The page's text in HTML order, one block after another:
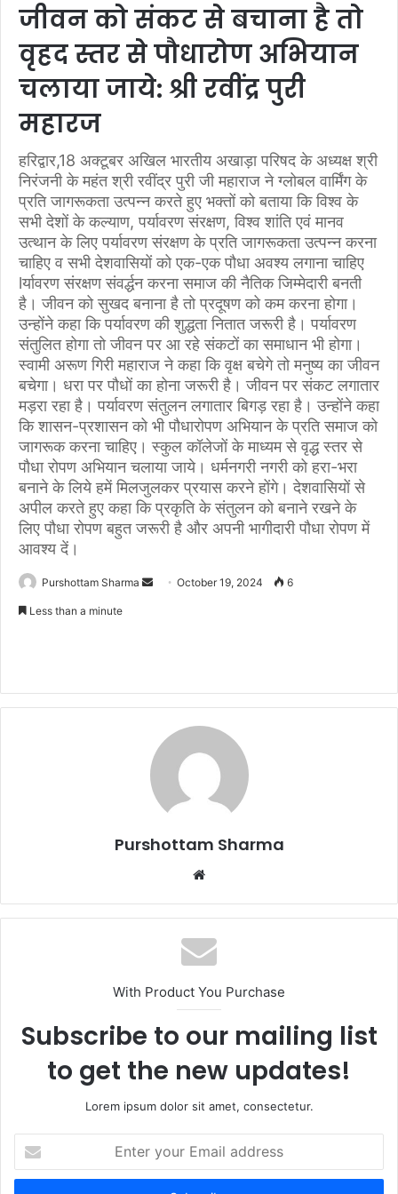
जीवन को संकट से बचाना है तो
वृहद स्तर से पौधारोण अभियान
चलाया जाये: श्री रवींद्र पुरी
महारज
हरिद्वार,18 अक्टूबर अखिल भारतीय अखाड़ा परिषद के अध्यक्ष श्री
निरंजनी के महंत श्री रवींद्र पुरी जी महाराज ने ग्लोबल वार्मिंग के
प्रति जागरूकता उत्पन्न करते हुए भक्तों को बताया कि विश्व के
सभी देशों के कल्याण, पर्यावरण संरक्षण, विश्व शांति एवं मानव
उत्थान के लिए पर्यावरण संरक्षण के प्रति जागरूकता उत्पन्न करना
चाहिए व सभी देशवासियों को एक-एक पौधा अवश्य लगाना चाहिए
lर्यावरण संरक्षण संवर्द्धन करना समाज की नैतिक जिम्मेदारी बनती
है। जीवन को सुखद बनाना है तो प्रदूषण को कम करना होगा।
उन्होंने कहा कि पर्यावरण की शुद्धता नितात जरूरी है। पर्यावरण
संतुलित होगा तो जीवन पर आ रहे संकटों का समाधान भी होगा।
स्वामी अरूण गिरी महाराज ने कहा कि वृक्ष बचेगे तो मनुष्य का जीवन
बचेगा। धरा पर पौधों का होना जरूरी है। जीवन पर संकट लगातार
मड़रा रहा है। पर्यावरण संतुलन लगातार बिगड़ रहा है। उन्होंने कहा
कि शासन-प्रशासन को भी पौधारोपण अभियान के प्रति समाज को
जागरूक करना चाहिए। स्कुल कॉलेजों के माध्यम से वृद्ध स्तर से
पौधा रोपण अभियान चलाया जाये। धर्मनगरी नगरी को हरा-भरा
बनाने के लिये हमें मिलजुलकर प्रयास करने होंगे। देशवासियों से
अपील करते हुए कहा कि प्रकृति के संतुलन को बनाने रखने के
लिए पौधा रोपण बहुत जरूरी है और अपनी भागीदारी पौधा रोपण में
आवश्य दें।
Purshottam Sharma
e
a
l
October 19, 2024 6
Less than a minute
Purshottam Sharma
b
s
i
e
With Product You Purchase
Subscribe to our mailing list
to get the new updates!
Lorem ipsum dolor sit amet, consectetur.
t